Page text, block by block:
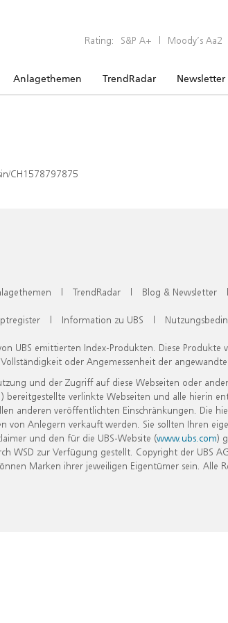
Rating: S&P A+ | Moody’s Aa2
Anlagethemen TrendRadar Newsletter
CH1578797875
| TrendRadar | Blog & Newsletter |
| Information zu UBS |
UBS emittierten Index-Produkten. Diese
oder Angemessenheit der
und der Zugriff auf diese Webseiten oder
verlinkte Webseiten und alle hierin
anderen veröffentlichten Einschränkungen. Die
Anlegern verkauft werden. Sie sollten Ihren
und den für die UBS-Website (www.ubs.com)
zur Verfügung gestellt. Copyright der UBS
Marken ihrer jeweiligen Eigentümer sein. Alle